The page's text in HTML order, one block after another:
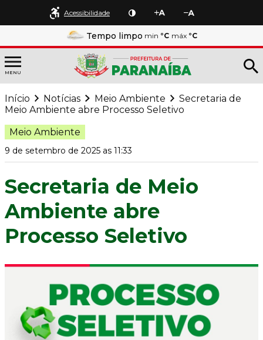
Acessibilidade
Tempo limpo min °C máx °C
MENU
Início Notícias Meio Ambiente
Secretaria de
Meio Ambiente abre Processo Seletivo
Meio Ambiente
9 de setembro de 2025 as 11:33
Secretaria de Meio
Ambiente abre
Processo Seletivo